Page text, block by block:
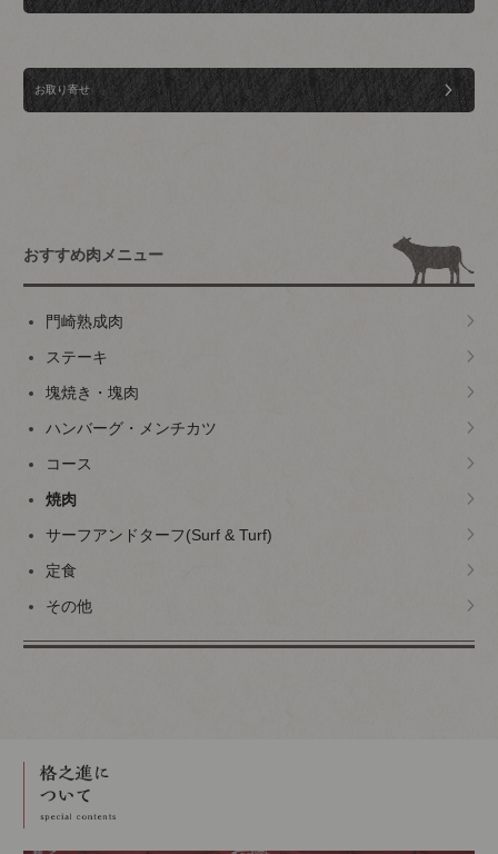
お取り寄せ
おすすめ肉メニュー
門崎熟成肉
ステーキ
塊焼き・塊肉
ハンバーグ・メンチカツ
コース
焼肉
サーフアンドターフ(Surf & Turf)
定食
その他